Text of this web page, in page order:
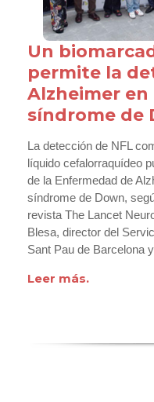
Un
permite la
Alzheimer en
síndrome de
La detección de NFL
líquido cefalorraquídeo
de la Enfermedad de
síndrome de Down,
revista The Lancet
Blesa, director del
Sant Pau de Barcelona
Leer más.